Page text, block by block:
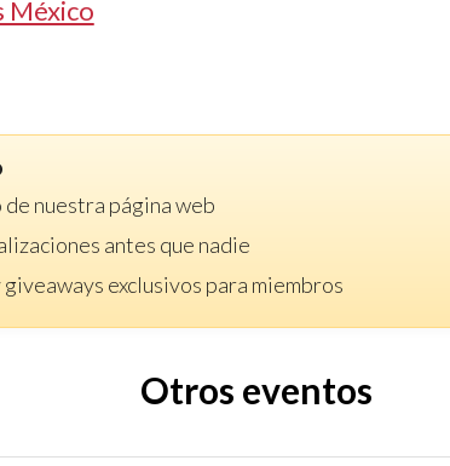
México
nuestra página web
antes que nadie
exclusivos para miembros
Otros eventos